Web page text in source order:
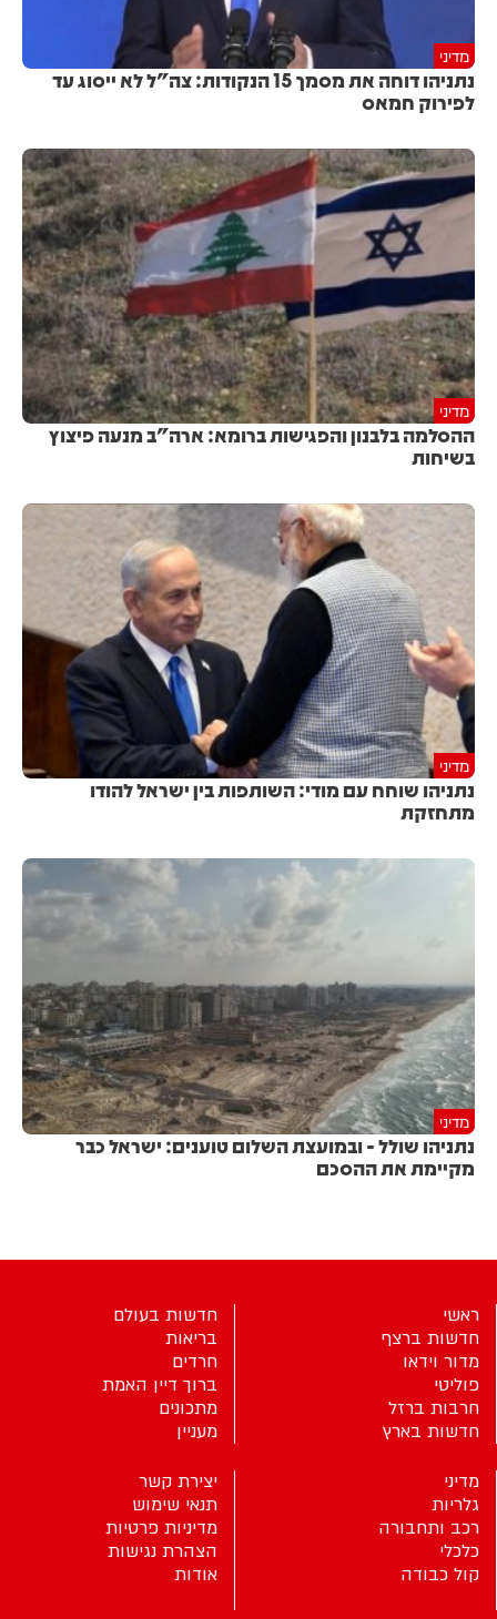
מדיני
נתניהו דוחה את מסמך 15 הנקודות: צה"ל לא ייסוג עד
לפירוק חמאס
מדיני
ההסלמה בלבנון והפגישות ברומא: ארה"ב מנעה פיצוץ
בשיחות
מדיני
נתניהו שוחח עם מודי: השותפות בין ישראל להודו
מתחזקת
מדיני
נתניהו שולל - ובמועצת השלום טוענים: ישראל כבר
מקיימת את ההסכם
ראשי
חדשות ברצף
מדור וידאו
פוליטי
חרבות ברזל
חדשות בארץ
חדשות בעולם
בריאות
חרדים
ברוך דיין האמת
מתכונים
מעניין
מדיני
גלריות
רכב ותחבורה
כלכלי
קול כבודה
יצירת קשר
תנאי שימוש
מדיניות פרטיות
הצהרת נגישות
אודות